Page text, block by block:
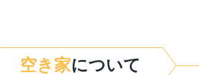
空き家について